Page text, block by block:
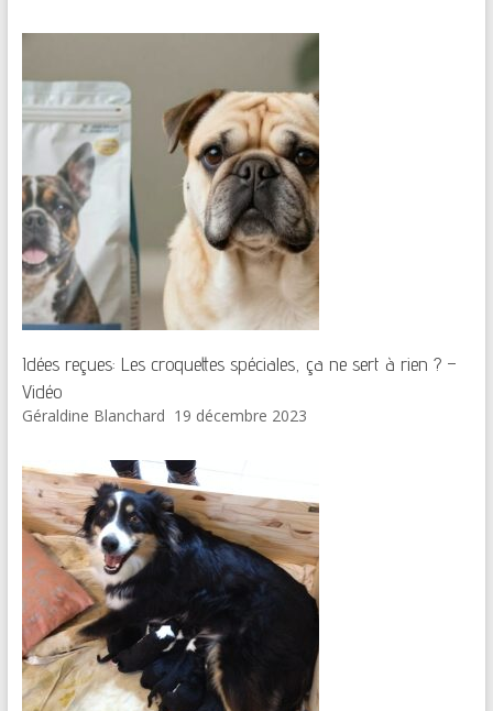
Idées reçues: Les croquettes spéciales, ça ne sert à rien ? –
Vidéo
Géraldine Blanchard 19 décembre 2023